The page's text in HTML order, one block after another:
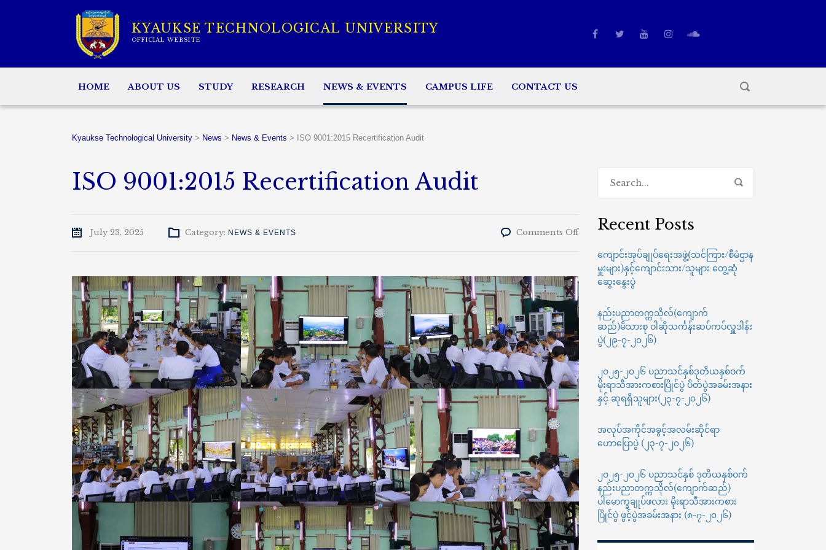
KYAUKSE TECHNOLOGICAL UNIVERSITY
OFFICIAL WEBSITE
HOME ABOUT US STUDY RESEARCH NEWS & EVENTS CAMPUS LIFE CONTACT US
Kyaukse Technological University > News > News & Events > ISO 9001:2015 Recertification Audit
ISO 9001:2015 Recertification Audit
July 23, 2025 Category: NEWS & EVENTS Comments Offon
9001:2015
Recertification
Audit
Recent Posts
ကျောင်းအုပ်ချုပ်ရေးအဖွဲ့(သင်ကြား/စီမံဌာန
မှူးများ)နှင့်ကျောင်းသား/သူများ တွေ့ဆုံ
ဆွေးနွေးပွဲ
နည်းပညာတက္ကသိုလ်(ကျောက်
ဆည်)မိသားစု ဝါဆိုသင်္ကန်းဆပ်ကပ်လှူဒါန်း
ပွဲ(၂၉-၇-၂၀၂၆)
၂၀၂၅-၂၀၂၆ ပညာသင်နှစ်ဒုတိယနှစ်ဝက်
မိုးရာသီအားကစားပြိုင်ပွဲ ပိတ်ပွဲအခမ်းအနား
နှင့် ဆုရရှိသူများ(၂၃-၇-၂၀၂၆)
အလုပ်အကိုင်အခွင့်အလမ်းဆိုင်ရာ
ဟောပြောပွဲ (၂၃-၇-၂၀၂၆)
၂၀၂၅-၂၀၂၆ ပညာသင်နှစ် ဒုတိယနှစ်ဝက်
နည်းပညာတက္ကသိုလ်(ကျောက်ဆည်)
ပါမောက္ခချုပ်ဖလား မိုးရာသီအားကစား
ပြိုင်ပွဲ ဖွင့်ပွဲအခမ်းအနား (၈-၇-၂၀၂၆)